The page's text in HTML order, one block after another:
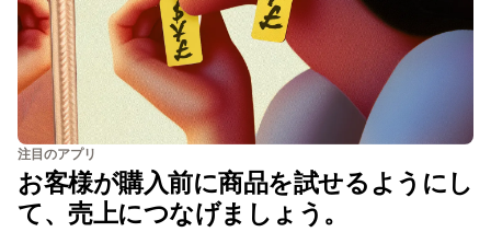
注目のアプリ
お客様が購入前に商品を試せるようにし
て、売上につなげましょう。